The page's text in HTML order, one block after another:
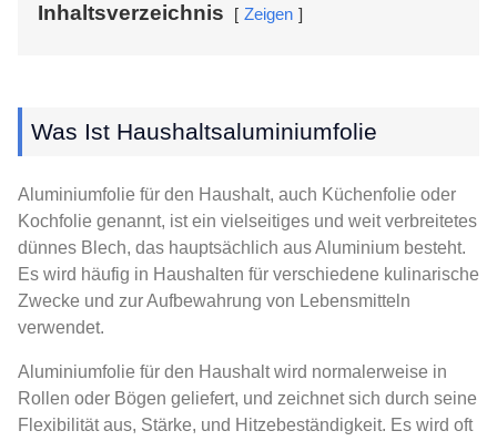
Inhaltsverzeichnis Zeigen
Was Ist Haushaltsaluminiumfolie
Aluminiumfolie für den Haushalt, auch Küchenfolie oder
Kochfolie genannt, ist ein vielseitiges und weit verbreitetes
dünnes Blech, das hauptsächlich aus Aluminium besteht.
Es wird häufig in Haushalten für verschiedene kulinarische
Zwecke und zur Aufbewahrung von Lebensmitteln
verwendet.
Aluminiumfolie für den Haushalt wird normalerweise in
Rollen oder Bögen geliefert, und zeichnet sich durch seine
Flexibilität aus, Stärke, und Hitzebeständigkeit. Es wird oft